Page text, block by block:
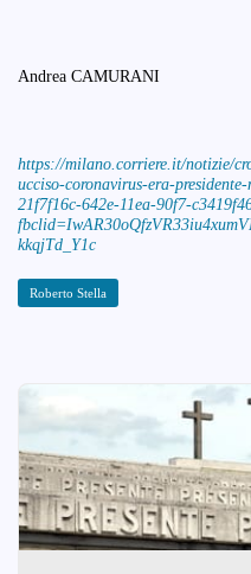
Andrea CAMURANI
https://milano.corriere.it/notizie/
ucciso-coronavirus-era-
21f7f16c-642e-11ea-90f7-
kkqjTd_Y1c
Roberto Stella